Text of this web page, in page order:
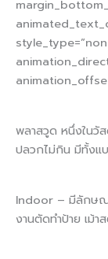
พลาสวูด หนึ่งในวั
ปลวกไม่กิน มีทั้ง
Indoor – มีลักษณ
งานตัดทำป้าย เม้